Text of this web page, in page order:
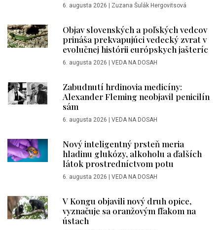
6. augusta 2026 Zuzana Šulák Hergovitsová
Objav slovenských a poľských vedcov
prináša prekvapujúci vedecký zvrat v
evolučnej histórii európskych jašteríc
6. augusta 2026 VEDA NA DOSAH
Zabudnutí hrdinovia medicíny:
Alexander Fleming neobjavil penicilín
sám
6. augusta 2026 VEDA NA DOSAH
Nový inteligentný prsteň meria
hladinu glukózy, alkoholu a ďalších
látok prostredníctvom potu
6. augusta 2026 VEDA NA DOSAH
V Kongu objavili nový druh opice,
vyznačuje sa oranžovým fľakom na
ústach